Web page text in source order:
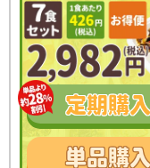
定期購入
単品購入